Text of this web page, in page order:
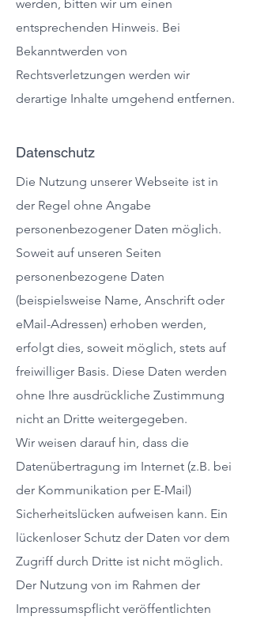
werden, bitten wir um einen
entsprechenden Hinweis. Bei
Bekanntwerden von
Rechtsverletzungen werden wir
derartige Inhalte umgehend entfernen.
Datenschutz
Die Nutzung unserer Webseite ist in
der Regel ohne Angabe
personenbezogener Daten möglich.
Soweit auf unseren Seiten
personenbezogene Daten
(beispielsweise Name, Anschrift oder
eMail-Adressen) erhoben werden,
erfolgt dies, soweit möglich, stets auf
freiwilliger Basis. Diese Daten werden
ohne Ihre ausdrückliche Zustimmung
nicht an Dritte weitergegeben.
Wir weisen darauf hin, dass die
Datenübertragung im Internet (z.B. bei
der Kommunikation per E-Mail)
Sicherheitslücken aufweisen kann. Ein
lückenloser Schutz der Daten vor dem
Zugriff durch Dritte ist nicht möglich.
Der Nutzung von im Rahmen der
Impressumspflicht veröffentlichten